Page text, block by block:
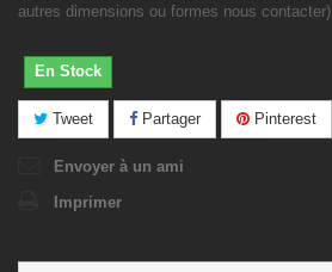
autres dimensions ou formes nous contacter)
En Stock
Tweet Partager Pinterest
Envoyer à un ami
Imprimer